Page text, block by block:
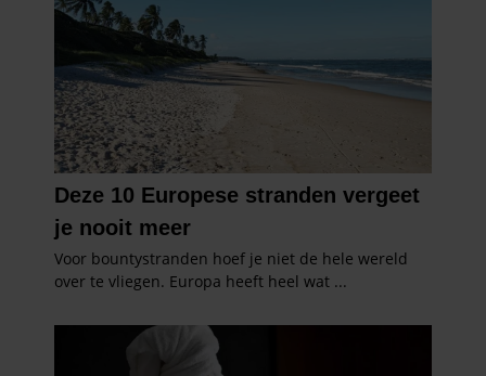
partners voor social media, adverteren en analyse. Deze
partners kunnen deze gegevens combineren met andere
informatie die u aan ze heeft verstrekt of die ze hebben
verzameld op basis van uw gebruik van hun services. U
gaat akkoord met onze cookies als u onze website blijft
gebruiken.